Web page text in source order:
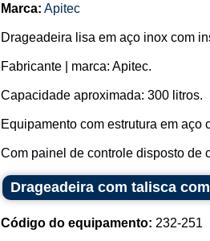
Marca: Apitec
Drageadeira lisa em aço inox com
Fabricante | marca: Apitec.
Capacidade aproximada: 300 litros.
Equipamento com estrutura em aço
Com painel de controle disposto de
Drageadeira com talisca
Código do equipamento: 232-251